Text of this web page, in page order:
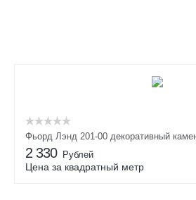
Фьорд Лэнд 201-00 декоративный
2 330 Рублей
Цена за квадратный метр